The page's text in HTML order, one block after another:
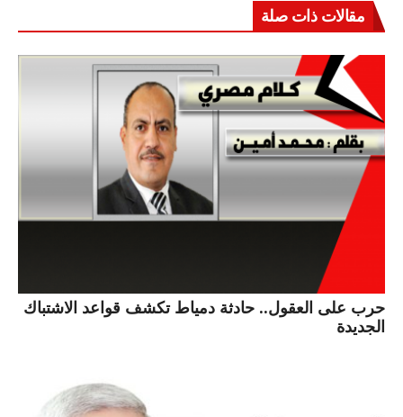
مقالات ذات صلة
حرب على العقول.. حادثة دمياط تكشف قواعد الاشتباك
الجديدة